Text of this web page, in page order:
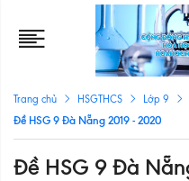
Trang chủ HSGTHCS Lớp 9
Đề HSG 9 Đà Nẵng 2019 - 2020
Đề HSG 9 Đà